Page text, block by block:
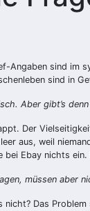
Angaben sind im
sind in
Aber gibt’s
Der
aus, weil
Ebay nichts
müssen aber
nicht? Das